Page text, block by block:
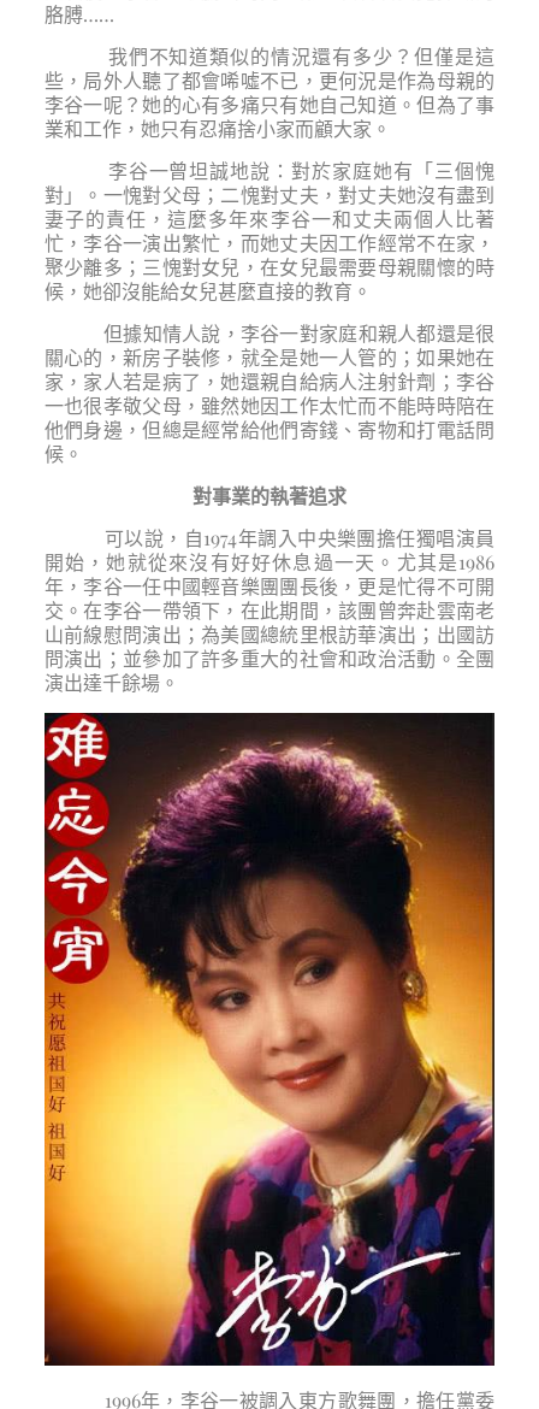
胳膊……
我們不知道類似的情況還有多少？但僅是這
些，局外人聽了都會唏噓不已，更何況是作為母親的
李谷一呢？她的心有多痛只有她自己知道。但為了事
業和工作，她只有忍痛捨小家而顧大家。
李谷一曾坦誠地說：對於家庭她有「三個愧
對」。一愧對父母；二愧對丈夫，對丈夫她沒有盡到
妻子的責任，這麼多年來李谷一和丈夫兩個人比著
忙，李谷一演出繁忙，而她丈夫因工作經常不在家，
聚少離多；三愧對女兒，在女兒最需要母親關懷的時
候，她卻沒能給女兒甚麼直接的教育。
但據知情人說，李谷一對家庭和親人都還是很
關心的，新房子裝修，就全是她一人管的；如果她在
家，家人若是病了，她還親自給病人注射針劑；李谷
一也很孝敬父母，雖然她因工作太忙而不能時時陪在
他們身邊，但總是經常給他們寄錢、寄物和打電話問
候。
對事業的執著追求
可以說，自1974年調入中央樂團擔任獨唱演員
開始，她就從來沒有好好休息過一天。尤其是1986
年，李谷一任中國輕音樂團團長後，更是忙得不可開
交。在李谷一帶領下，在此期間，該團曾奔赴雲南老
山前線慰問演出；為美國總統里根訪華演出；出國訪
問演出；並參加了許多重大的社會和政治活動。全團
演出達千餘場。
1996年，李谷一被調入東方歌舞團，擔任黨委